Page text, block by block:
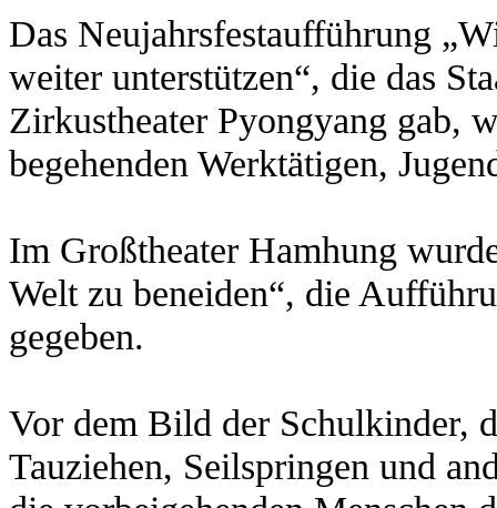
Das Neujahrsfestaufführung
weiter unterstützen“, die das
Zirkustheater Pyongyang gab,
begehenden Werktätigen,
Im Großtheater Hamhung
Welt zu beneiden“, die
gegeben.
Vor dem Bild der Schulkinder,
Tauziehen, Seilspringen und